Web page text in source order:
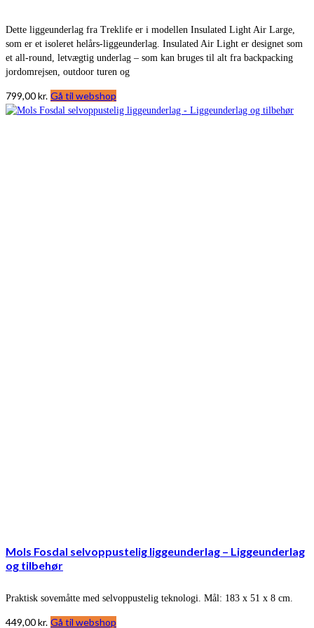
Dette liggeunderlag fra Treklife er i modellen Insulated Light Air Large,
som er et isoleret helårs-liggeunderlag. Insulated Air Light er designet som
et all-round, letvægtig underlag – som kan bruges til alt fra backpacking
jordomrejsen, outdoor turen og
799,00kr. Gå til webshop
Mols Fosdal selvoppustelig liggeunderlag – Liggeunderlag
og tilbehør
Praktisk sovemåtte med selvoppustelig teknologi. Mål: 183 x 51 x 8 cm.
449,00kr. Gå til webshop